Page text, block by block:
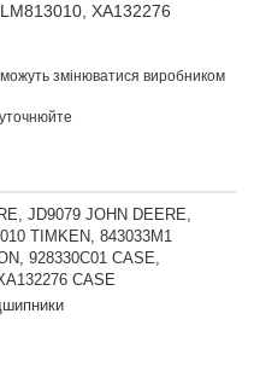
XA132276
змінюватися виробником
JD9079 JOHN DEERE,
TIMKEN, 843033M1
928330C01 CASE,
CASE